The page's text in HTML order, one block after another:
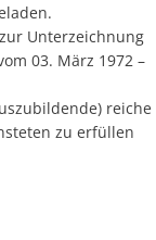
Unterzeichnung
03. März 1972 –
reiche
zu erfüllen